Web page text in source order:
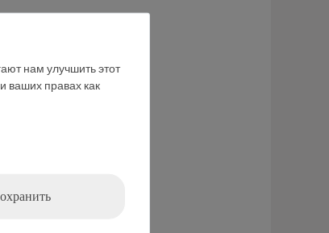
нам улучшить этот
ваших правах как